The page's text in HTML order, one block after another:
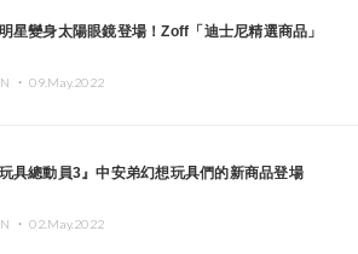
星變身太陽眼鏡登場！Zoff「迪士尼精選商品」
・09.May.2022
具總動員3』中安弟幻想玩具們的新商品登場
・02.May.2022